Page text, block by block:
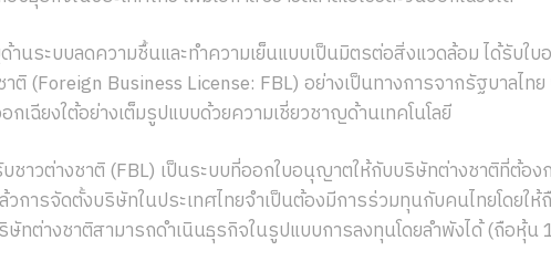
นระบบลดความชื้นและทำความเย็นแบบเป็นมิตรต่อสิ่งแวดล้อม ได้รับใ
ติ (Foreign Business License: FBL) อย่างเป็นทางการจากรัฐบาลไท
กเฉียงใต้อย่างเต็มรูปแบบด้วยความเชี่ยวชาญด้านเทคโนโลยี
าวต่างชาติ (FBL) เป็นระบบที่ออกใบอนุญาตให้กับบริษัทต่างชาติที่ต้อง
วการจัดตั้งบริษัทในประเทศไทยจำเป็นต้องมีการร่วมทุนกับคนไทยโดยใ
ษัทต่างชาติสามารถดำเนินธุรกิจในรูปแบบการลงทุนโดยลำพังได้ (ถือหุ้น